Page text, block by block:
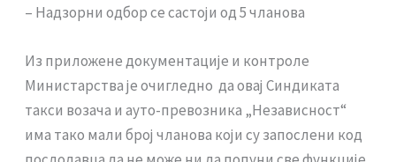
– Надзорни одбор се састоји од 5 чланова
Из приложене документације и контроле
Министарства је очигледно да овај Синдиката
такси возача и ауто-превозника „Независност“
има тако мали број чланова који су запослени код